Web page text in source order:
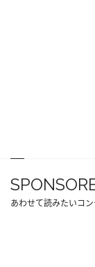
あわせて読みたいコ